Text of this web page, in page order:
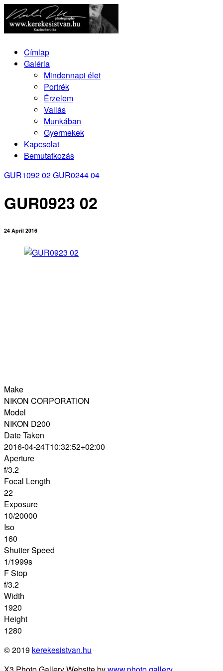
Címlap
Galéria
Mindennapi élet
Portrék
Érzelem
Vallás
Munkában
Gyermekek
Kapcsolat
Bemutatkozás
GUR1092 02GUR0244 04
GUR0923 02
24 April 2016
Make
NIKON CORPORATION
Model
NIKON D200
Date Taken
2016-04-24T10:32:52+02:00
Aperture
f/3.2
Focal Length
22
Exposure
10/20000
Iso
160
Shutter Speed
1/1999s
F Stop
f/3.2
Width
1920
Height
1280
© 2019 kerekesistvan.hu